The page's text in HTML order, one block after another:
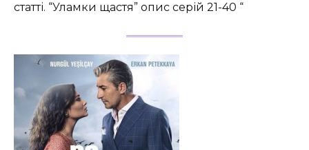
статті. “Уламки щастя” опис серій 21-40 “